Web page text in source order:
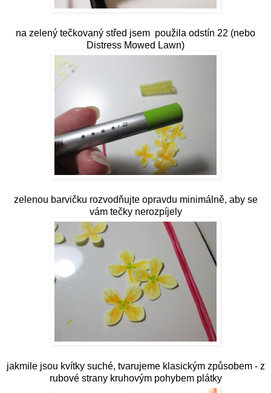
na zelený tečkovaný střed jsem použila odstín 22 (nebo
Distress Mowed Lawn)
zelenou barvičku rozvodňujte opravdu minimálně, aby se
vám tečky nerozpíjely
jakmile jsou kvítky suché, tvarujeme klasickým způsobem - z
rubové strany kruhovým pohybem plátky